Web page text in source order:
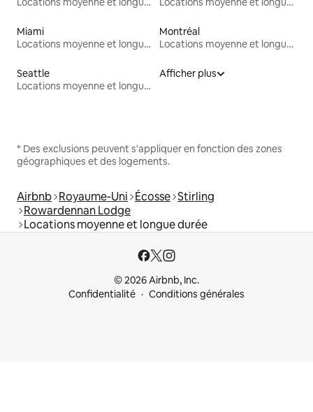
Miami
Locations moyenne et longue durée
Montréal
Locations moyenne et longue durée
Seattle
Locations moyenne et longue durée
Afficher plus
* Des exclusions peuvent s'appliquer en fonction des zones
géographiques et des logements.
Airbnb Royaume-Uni Écosse Stirling
Rowardennan Lodge
Locations moyenne et longue durée
© 2026 Airbnb, Inc.
Confidentialité
Conditions générales